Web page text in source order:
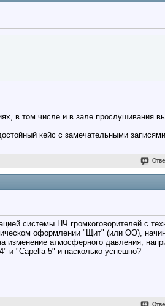
в том числе и в зале прослушивания
кейс с замечательными записями
системы НЧ громкоговорителей с
оформлении "Щит" (или ОО),
атмосферного давления,
и "Capella-5" и насколько успешно?